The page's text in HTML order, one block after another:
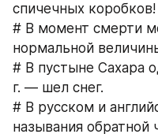
спичечных коробков!
# В момент смерти
нормальной
# В пустыне Сахара
г. — шел снег.
# В русском и
называния обратной